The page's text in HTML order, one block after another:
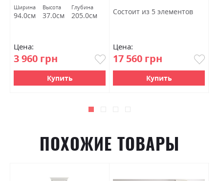
Ширина
94.0см
Высота
37.0см
Глубина
205.0см
Цена:
3 960 грн
Купить
Состоит из 5 элементов
Цена:
17 560 грн
Купить
ПОХОЖИЕ ТОВАРЫ